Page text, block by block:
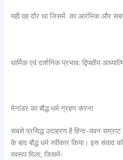
यही वह दौर था जिसमें का आरंभिक और
धार्मिक एवं दार्शनिक प्रभाव: द्विपक्षीय
मेनांडर का बौद्ध धर्म ग्रहण करना
सबसे प्रसिद्ध उदाहरण है हिन्द-यवन
के बाद बौद्ध धर्म स्वीकार किया। इस संवाद
स्वरूप मिला, जिसमें-